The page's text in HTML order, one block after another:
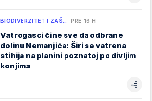
BIODIVERZITET I ZAŠ… PRE 16 H
Vatrogasci čine sve da odbrane
dolinu Nemanjića: Širi se vatrena
stihija na planini poznatoj po divljim
konjima